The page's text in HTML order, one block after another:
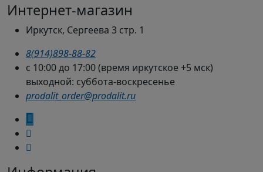
Интернет-магазин
Иркутск, Сергеева 3 стр. 1
8(914)898-88-82
с 10:00 до 17:00 (время иркутское +5 мск)
выходной: суббота-воскресенье
prodalit_order@prodalit.ru